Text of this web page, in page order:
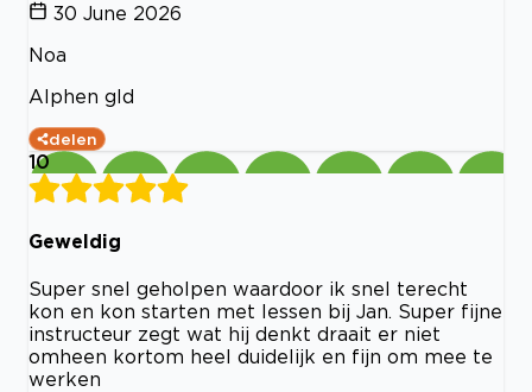
30 June 2026
Noa
Alphen gld
delen
10
Geweldig
Super snel geholpen waardoor ik snel terecht
kon en kon starten met lessen bij Jan. Super fijne
instructeur zegt wat hij denkt draait er niet
omheen kortom heel duidelijk en fijn om mee te
werken